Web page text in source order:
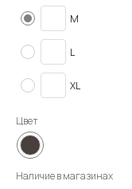
M
L
XL
Цвет
Наличие в магазинах